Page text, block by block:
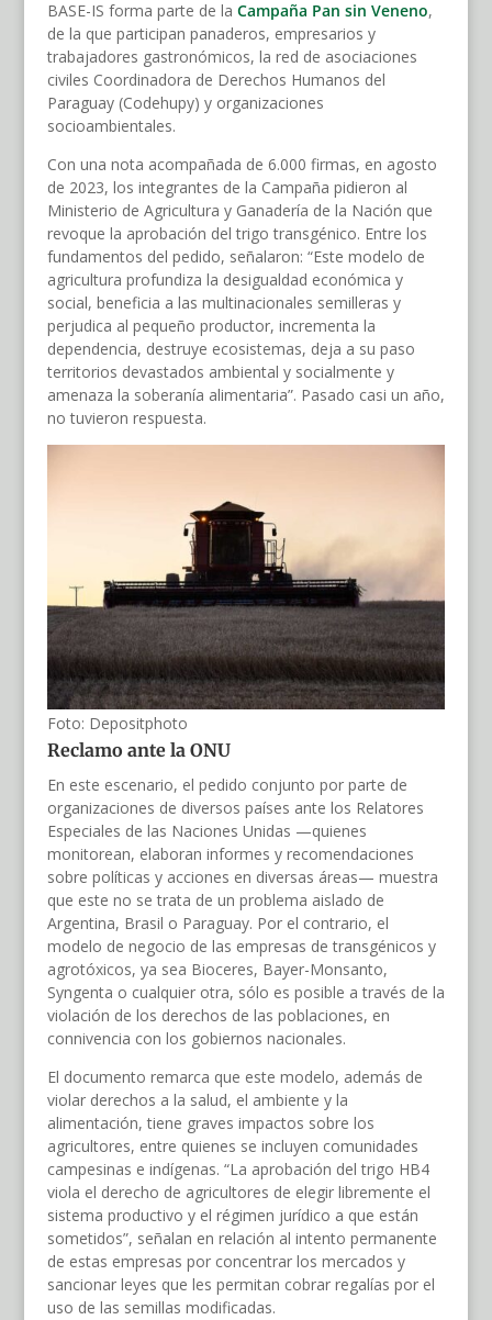
BASE-IS forma parte de la Campaña Pan sin Veneno,
de la que participan panaderos, empresarios y
trabajadores gastronómicos, la red de asociaciones
civiles Coordinadora de Derechos Humanos del
Paraguay (Codehupy) y organizaciones
socioambientales.
Con una nota acompañada de 6.000 firmas, en agosto
de 2023, los integrantes de la Campaña pidieron al
Ministerio de Agricultura y Ganadería de la Nación que
revoque la aprobación del trigo transgénico. Entre los
fundamentos del pedido, señalaron: “Este modelo de
agricultura profundiza la desigualdad económica y
social, beneficia a las multinacionales semilleras y
perjudica al pequeño productor, incrementa la
dependencia, destruye ecosistemas, deja a su paso
territorios devastados ambiental y socialmente y
amenaza la soberanía alimentaria”. Pasado casi un año,
no tuvieron respuesta.
Foto: Depositphoto
Reclamo ante la ONU
En este escenario, el pedido conjunto por parte de
organizaciones de diversos países ante los Relatores
Especiales de las Naciones Unidas —quienes
monitorean, elaboran informes y recomendaciones
sobre políticas y acciones en diversas áreas— muestra
que este no se trata de un problema aislado de
Argentina, Brasil o Paraguay. Por el contrario, el
modelo de negocio de las empresas de transgénicos y
agrotóxicos, ya sea Bioceres, Bayer-Monsanto,
Syngenta o cualquier otra, sólo es posible a través de la
violación de los derechos de las poblaciones, en
connivencia con los gobiernos nacionales.
El documento remarca que este modelo, además de
violar derechos a la salud, el ambiente y la
alimentación, tiene graves impactos sobre los
agricultores, entre quienes se incluyen comunidades
campesinas e indígenas. “La aprobación del trigo HB4
viola el derecho de agricultores de elegir libremente el
sistema productivo y el régimen jurídico a que están
sometidos”, señalan en relación al intento permanente
de estas empresas por concentrar los mercados y
sancionar leyes que les permitan cobrar regalías por el
uso de las semillas modificadas.